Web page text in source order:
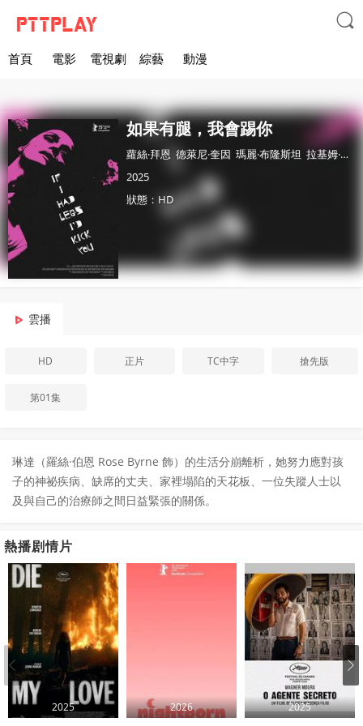

首頁 電影 電視劇 綜藝 動漫
如果有腿，我會踢你
蘿絲·拜恩 德萊尼·奎因 瑪麗·布隆斯坦 拉基姆·梅爾斯
2025
狀態：HD
雲播
HD 正片 TC中字 搶先版
第01集
琳達（羅絲·伯恩 Rose Byrne 飾）的生活分崩離析，她努力應對孩
子的神祕疾病、缺席的丈夫、家裡塌陷的天花板、一位失蹤人士以
及與自己的治療師之間日益緊張的關係。
熱播剧情片
2025 2026 2025